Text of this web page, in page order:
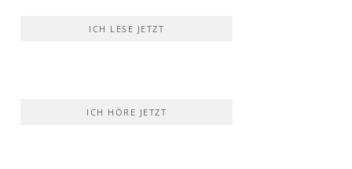
ICH LESE JETZT
ICH HÖRE JETZT